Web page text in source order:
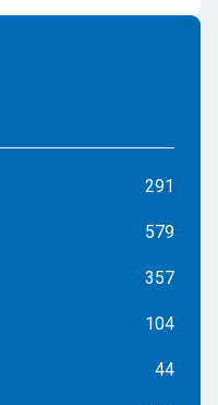
291
579
357
104
44